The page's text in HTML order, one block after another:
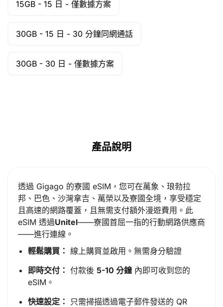
15GB - 15 日 - 僅數據方案
30GB - 15 日 - 30 分鐘同網通話
30GB - 30 日 - 僅數據方案
產品說明
透過 Gigago 的寮國 eSIM，您可在萬象、琅勃拉
邦、巴色、沙灣拿吉、萬榮以及寮國全境，享受穩定
且高速的網路覆蓋，且無需支付額外漫遊費用。此
eSIM 透過Unitel——寮國首屈一指的行動網路供應商
——進行連線。
輕鬆購買： 線上購買並啟用。無需身分驗證
即時交付： 付款後 5-10 分鐘內即可收到您的
eSIM。
快速設定：
只需掃描透過電子郵件發送的 QR